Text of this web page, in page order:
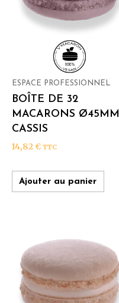
ESPACE PROFESSIONNEL
BOÎTE DE 32
MACARONS Ø45MM
CASSIS
14,82 € TTC
Ajouter au panier